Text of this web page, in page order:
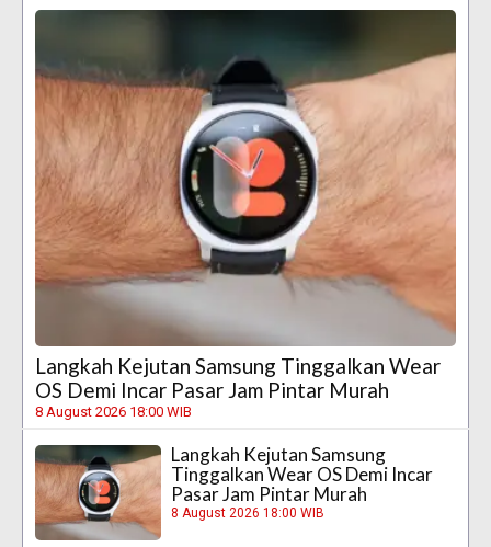
Langkah Kejutan Samsung Tinggalkan Wear
OS Demi Incar Pasar Jam Pintar Murah
8 August 2026 18:00 WIB
Langkah Kejutan Samsung
Tinggalkan Wear OS Demi Incar
Pasar Jam Pintar Murah
8 August 2026 18:00 WIB